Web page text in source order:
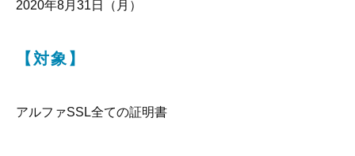
2020年8月31日（月）
【対象】
アルファSSL全ての証明書